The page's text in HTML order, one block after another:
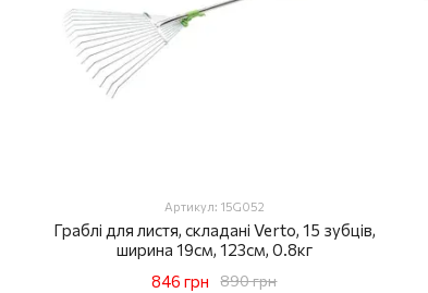
Артикул: 15G052
Граблі для листя, складані Verto, 15 зубців,
ширина 19см, 123см, 0.8кг
890 грн
846 грн